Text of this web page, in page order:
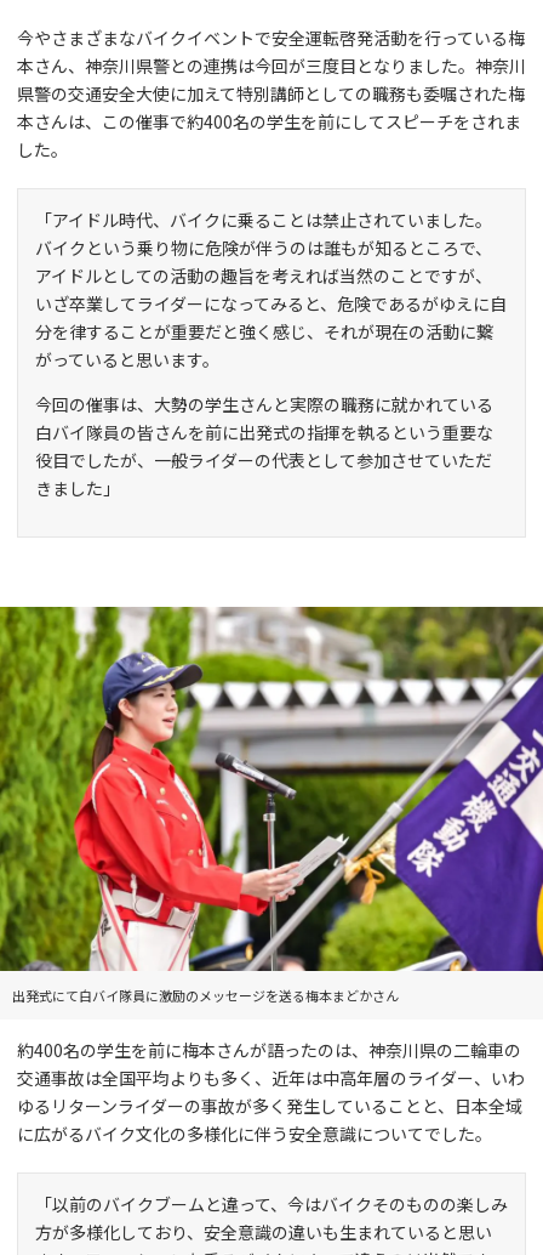
今やさまざまなバイクイベントで安全運転啓発活動を行っている梅
本さん、神奈川県警との連携は今回が三度目となりました。神奈川
県警の交通安全大使に加えて特別講師としての職務も委嘱された梅
本さんは、この催事で約400名の学生を前にしてスピーチをされま
した。
「アイドル時代、バイクに乗ることは禁止されていました。
バイクという乗り物に危険が伴うのは誰もが知るところで、
アイドルとしての活動の趣旨を考えれば当然のことですが、
いざ卒業してライダーになってみると、危険であるがゆえに自
分を律することが重要だと強く感じ、それが現在の活動に繋
がっていると思います。
今回の催事は、大勢の学生さんと実際の職務に就かれている
白バイ隊員の皆さんを前に出発式の指揮を執るという重要な
役目でしたが、一般ライダーの代表として参加させていただ
きました」
出発式にて白バイ隊員に激励のメッセージを送る梅本まどかさん
約400名の学生を前に梅本さんが語ったのは、神奈川県の二輪車の
交通事故は全国平均よりも多く、近年は中高年層のライダー、いわ
ゆるリターンライダーの事故が多く発生していることと、日本全域
に広がるバイク文化の多様化に伴う安全意識についてでした。
「以前のバイクブームと違って、今はバイクそのものの楽しみ
方が多様化しており、安全意識の違いも生まれていると思い